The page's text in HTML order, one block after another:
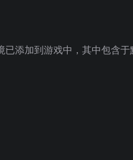
添加到游戏中，其中包含于